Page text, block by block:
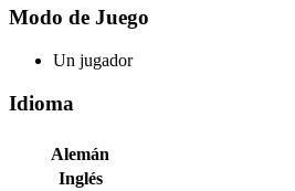
Modo de Juego
Un jugador
Idioma
Alemán
Inglés